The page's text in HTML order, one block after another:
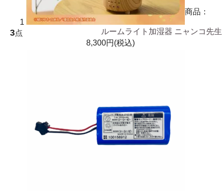
1
ルームライト加湿器 ニャンコ先生
8,300円(税込)
商品：
3点